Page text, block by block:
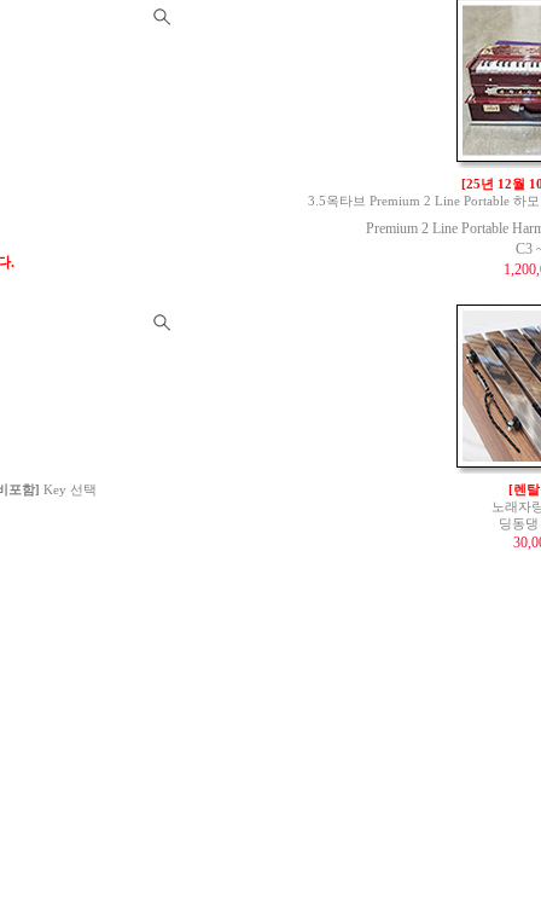
.
[25년 12월
3.5옥타브 Premium 2 Line Portable 하
Premium 2 Line Portable
C3
포함] Key 선택
[렌
노래자
딩동